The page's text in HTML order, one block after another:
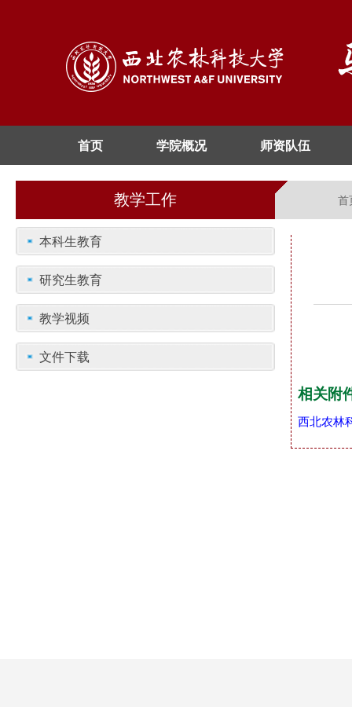
首页 学院概况 师资队伍
教学工作 首
本科生教育
研究生教育
教学视频
文件下载
相关附
西北农林